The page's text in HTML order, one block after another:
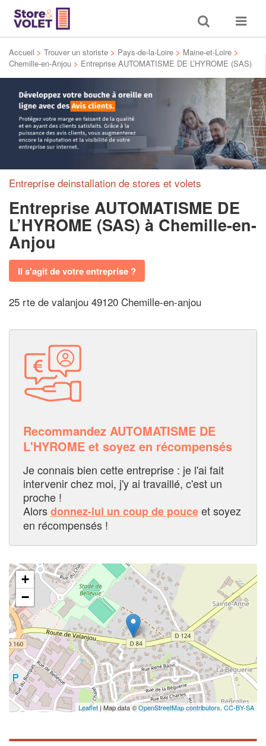
Toggle
search
Toggle
Accueil > Trouver un storiste > Pays-de-la-Loire > Maine-et-Loire >
Chemille-en-Anjou > Entreprise AUTOMATISME DE L’HYROME (SAS)
Entreprise deinstallation de stores et volets
Entreprise AUTOMATISME DE
L’HYROME (SAS) à Chemille-en-
Anjou
Il s'agit de votre entreprise ?
25 rte de valanjou 49120 Chemille-en-anjou
Recommandez AUTOMATISME DE
L'HYROME et soyez en récompensés
Je connais bien cette entreprise : je l'ai fait
intervenir chez moi, j'y ai travaillé, c'est un
proche !
Alorsdonnez-lui un coup de pouceet soyez
en récompensés !
+
−
Leaflet | Map data ©OpenStreetMap contributors, CC-BY-SA